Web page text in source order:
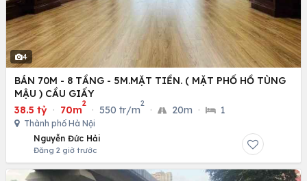
4
BÁN 70M - 8 TẦNG - 5M.MẶT TIỀN. ( MẶT PHỐ HỒ TÙNG
MẬU ) CẦU GIẤY
38.5 tỷ · 70m
2
· 550 tr/m
2
· 20m · 1
Thành phố Hà Nội
Nguyễn Đức Hải
Đăng 2 giờ trước